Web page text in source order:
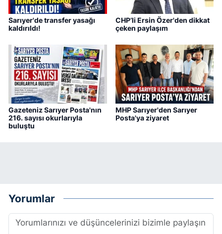
Sarıyer'de transfer yasağı
kaldırıldı!
CHP’li Ersin Özer'den dikkat
çeken paylaşım
Gazeteniz Sarıyer Posta'nın
216. sayısı okurlarıyla
buluştu
MHP Sarıyer'den Sarıyer
Posta'ya ziyaret
Yorumlar